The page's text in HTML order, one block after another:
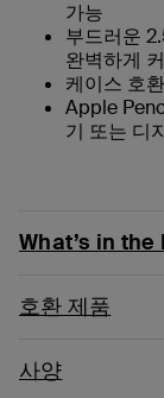
가능
부드러운
완벽하게
케이스 호
Apple
기 또는 디
What’s in the
호환 제품
사양